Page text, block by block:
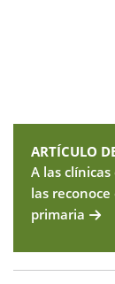
ARTÍCULO
A las
las
primaria